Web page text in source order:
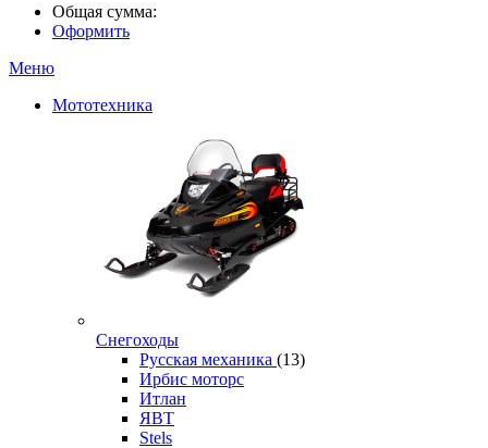
Общая сумма:
Оформить
Меню
Мототехника
Снегоходы
Русская механика (13)
Ирбис моторс
Итлан
ЯВТ
Stels